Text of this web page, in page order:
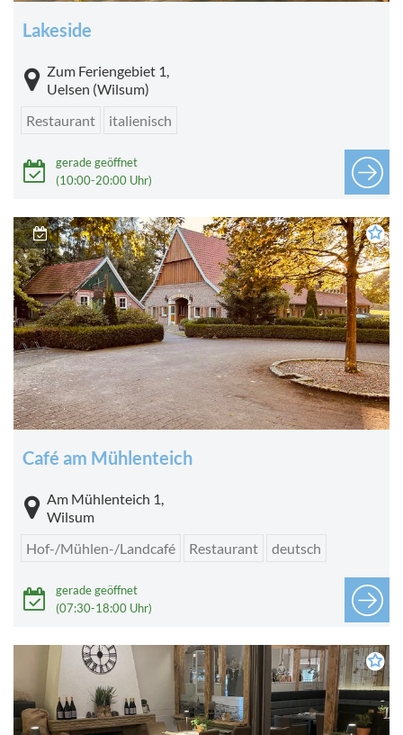
Lakeside
Zum Feriengebiet 1,
Uelsen (Wilsum)
Restaurant
italienisch
gerade geöffnet
(10:00-20:00 Uhr)
Café am Mühlenteich
Am Mühlenteich 1,
Wilsum
Hof-/Mühlen-/Landcafé
Restaurant deutsch
gerade geöffnet
(07:30-18:00 Uhr)